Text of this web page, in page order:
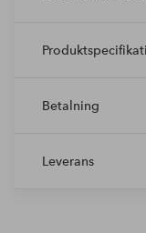
Betalning
Leverans